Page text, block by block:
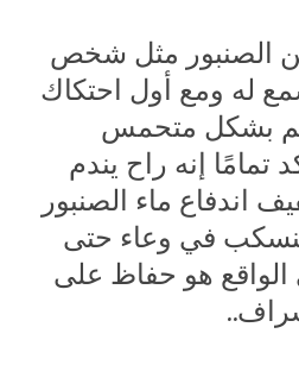
الصنبور مثل شخص
له ومع أول احتكاك
بشكل متحمس
تمامًا إنه راح يندم
اندفاع ماء الصنبور
في وعاء حتى
هو حفاظ على
..